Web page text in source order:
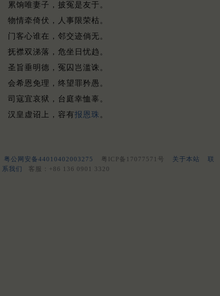
累饷唯妻子，披冤是友于。
物情牵倚伏，人事限荣枯。
门客心谁在，邻交迹倘无。
抚襟双涕落，危坐日忧趋。
圣旨垂明德，冤囚岂滥诛。
会希恩免理，终望罪矜愚。
司寇宜哀狱，台庭幸恤辜。
汉皇虚诏上，容有报恩珠 。
粤公网安备44010402003275 粤ICP备17077571号 关于本站
联
系我们
客服：+86 136 0901 3320